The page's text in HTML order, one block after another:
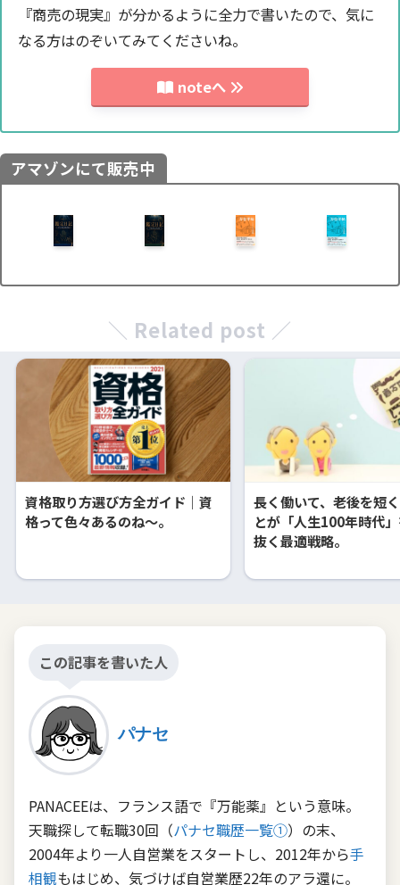
『商売の現実』が分かるように全力で書いたので、気に
なる方はのぞいてみてくださいね。
noteへ
アマゾンにて販売中
＼ Related post ／
資格取り方選び方全ガイド｜資
格って色々あるのね～。
長く働いて、老後を短
とが「人生100年時代
抜く最適戦略。
この記事を書いた人
パナセ
PANACEEは、フランス語で『万能薬』という意味。
天職探して転職30回（パナセ職歴一覧①）の末、
2004年より一人自営業をスタートし、2012年から手
相観もはじめ、気づけば自営業歴22年のアラ還に。